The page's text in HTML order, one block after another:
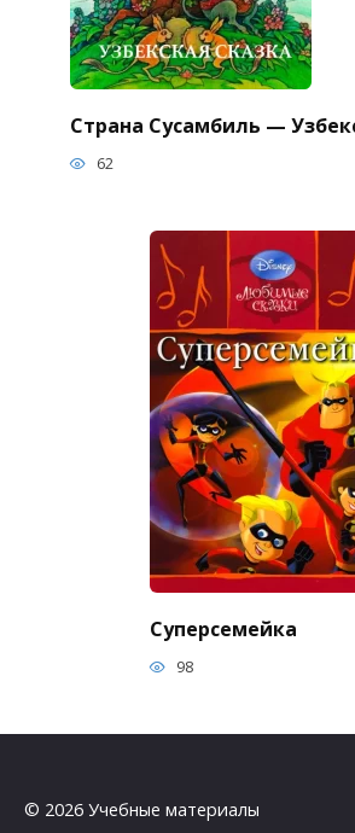
Страна Сусамбиль —
62
Суперсемейка
98
© 2026 Учебные материалы